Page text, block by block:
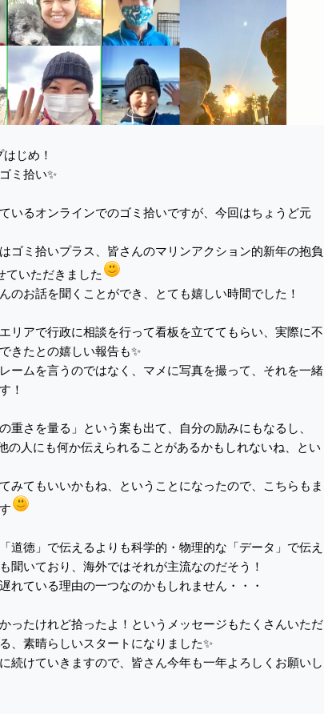
じめ！
ミ拾い✨
いるオンラインでのゴミ拾いですが、今回はちょうど元
ゴミ拾いプラス、皆さんのマリンアクション的新年の抱負
ていただきました
のお話を聞くことができ、とても嬉しい時間でした！
リアで行政に相談を行って看板を立ててもらい、実際に不
きたとの嬉しい報告も✨
ームを言うのではなく、マメに写真を撮って、それを一緒
！
重さを量る」という案も出て、自分の励みにもなるし、
の人にも何か伝えられることがあるかもしれないね、とい
みてもいいかもね、ということになったので、こちらもま
道徳」で伝えるよりも科学的・物理的な「データ」で伝え
聞いており、海外ではそれが主流なのだそう！
れている理由の一つなのかもしれません・・・
ったけれど拾ったよ！というメッセージもたくさんいただ
、素晴らしいスタートになりました✨
続けていきますので、皆さん今年も一年よろしくお願いし